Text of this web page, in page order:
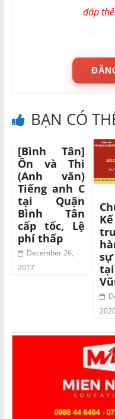
đáp
BẠN CÓ
[Bình Tân]
Ôn và Thi
(Anh văn)
Tiếng anh C
tại Quận
Bình Tân
cấp tốc, Lệ
phí thấp
December 26,
2017